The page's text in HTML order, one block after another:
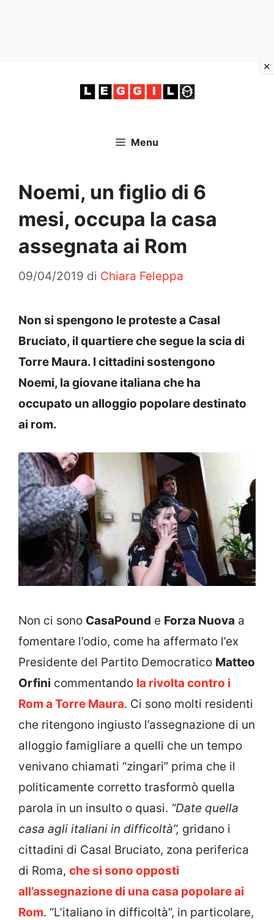
Menu
Noemi, un figlio di 6
mesi, occupa la casa
assegnata ai Rom
09/04/2019 di Chiara Feleppa
Non si spengono le proteste a Casal
Bruciato, il quartiere che segue la scia di
Torre Maura. I cittadini sostengono
Noemi, la giovane italiana che ha
occupato un alloggio popolare destinato
ai rom.
Non ci sono CasaPound e Forza Nuova a
fomentare l’odio, come ha affermato l’ex
Presidente del Partito Democratico Matteo
Orfini commentando la rivolta contro i
Rom a Torre Maura. Ci sono molti residenti
che ritengono ingiusto l’assegnazione di un
alloggio famigliare a quelli che un tempo
venivano chiamati “zingari” prima che il
politicamente corretto trasformò quella
parola in un insulto o quasi. “Date quella
casa agli italiani in difficoltà”, gridano i
cittadini di Casal Bruciato, zona periferica
di Roma, che si sono opposti
all’assegnazione di una casa popolare ai
Rom. “L’italiano in difficoltà”, in particolare,